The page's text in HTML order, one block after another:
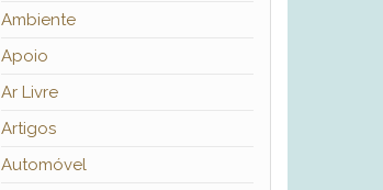
Ambiente
Apoio
Ar Livre
Artigos
Automóvel